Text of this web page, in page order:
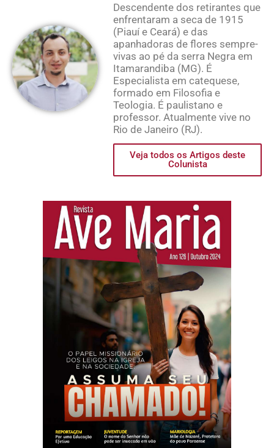
Descendente dos retirantes que
enfrentaram a seca de 1915
(Piauí e Ceará) e das
apanhadoras de flores sempre-
vivas ao pé da serra Negra em
Itamarandiba (MG). É
Especialista em catequese,
formado em Filosofia e
Teologia. É paulistano e
professor. Atualmente vive no
Rio de Janeiro (RJ).
Veja todos os Artigos deste
Colunista